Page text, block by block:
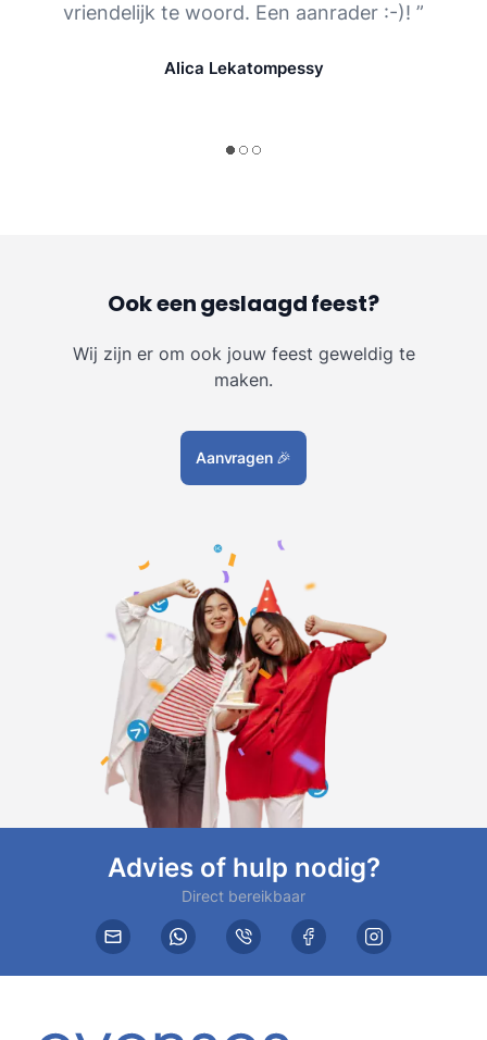
vriendelijk te woord. Een aanrader :-)! ”
Alica Lekatompessy
Ook een geslaagd feest?
Wij zijn er om ook jouw feest geweldig te
maken.
Aanvragen 🎉
Advies of hulp nodig?
Direct bereikbaar